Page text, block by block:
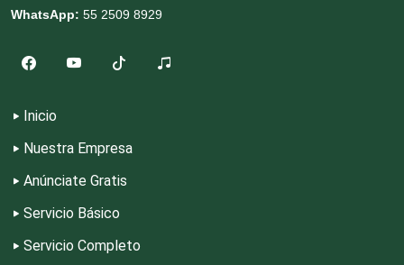
Equipos Médicos
Escuelas de Artes
WhatsApp: 55 2509 8929
Inicio
Nuestra Empresa
Anúnciate Gratis
Servicio Básico
Servicio Completo